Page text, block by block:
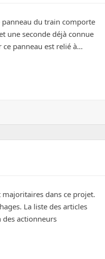
panneau du train comporte
une seconde déjà connue
panneau est relié à…
dans ce projet.
La liste des articles
actionneurs